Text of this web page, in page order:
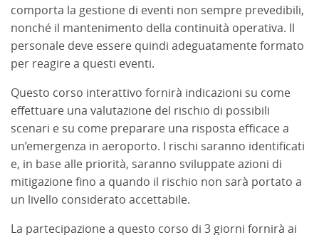
comporta la gestione di eventi non sempre prevedibili,
nonché il mantenimento della continuità operativa. Il
personale deve essere quindi adeguatamente formato
per reagire a questi eventi.
Questo corso interattivo fornirà indicazioni su come
effettuare una valutazione del rischio di possibili
scenari e su come preparare una risposta efficace a
un’emergenza in aeroporto. I rischi saranno identificati
e, in base alle priorità, saranno sviluppate azioni di
mitigazione fino a quando il rischio non sarà portato a
un livello considerato accettabile.
La partecipazione a questo corso di 3 giorni fornirà ai